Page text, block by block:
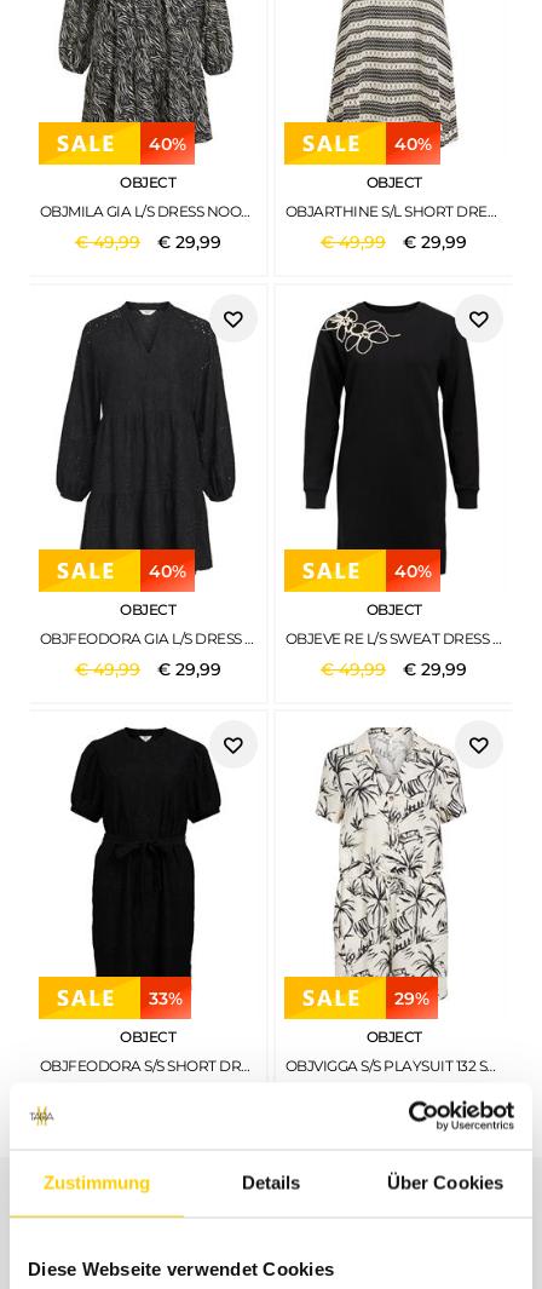
Zustimmung Details Über Cookies
Diese Webseite verwendet Cookies
40%
OBJECT
OBJMILA GIA L/S DRESS NOOS SCHWARZ2
€49,99 € 29,99
40%
OBJECT
OBJARTHINE S/L SHORT DRESS 132 BLACK
€49,99 €29,99
40%
OBJECT
OBJFEODORA GIA L/S DRESS NOOS BLACK
€49,99 € 29,99
40%
OBJECT
OBJEVE RE L/S SWEAT DRESS 137 BLACK
€49,99 €29,99
33%
OBJECT
OBJFEODORA S/S SHORT DRESS NOOS BLACK
29%
OBJECT
OBJVIGGA S/S PLAYSUIT 132 SANDSHELL
€49 99
UNSER SERVICE